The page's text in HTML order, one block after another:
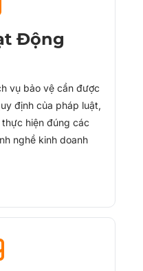
Động
vụ bảo vệ cần được
định của pháp luật,
hiện đúng các
nghề kinh doanh